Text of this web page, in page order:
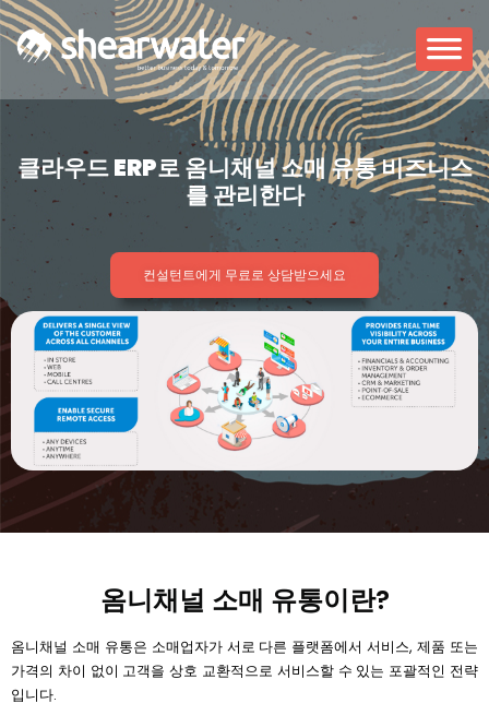
클라우드 ERP로 옴니채널 소매 유통 비즈니스
를 관리한다
컨설턴트에게 무료로 상담받으세요
옴니채널 소매 유통이란?
옴니채널 소매 유통은 소매업자가 서로 다른 플랫폼에서 서비스, 제품 또는
가격의 차이 없이 고객을 상호 교환적으로 서비스할 수 있는 포괄적인 전략
입니다.